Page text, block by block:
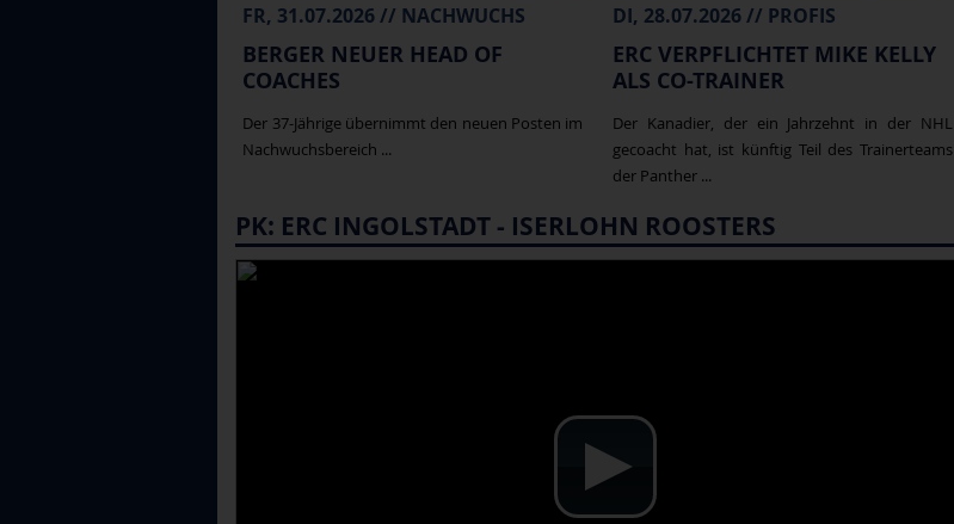
FR, 31.07.2026 // NACHWUCHS
BERGER NEUER HEAD OF
COACHES
Der 37-Jährige übernimmt den neuen Posten im
Nachwuchsbereich ...
DI, 28.07.2026 // PROFIS
ERC VERPFLICHTET MIKE KELLY
ALS CO-TRAINER
Der Kanadier, der ein Jahrzehnt in der NHL
gecoacht hat, ist künftig Teil des Trainerteams
der Panther ...
PK: ERC INGOLSTADT - ISERLOHN ROOSTERS